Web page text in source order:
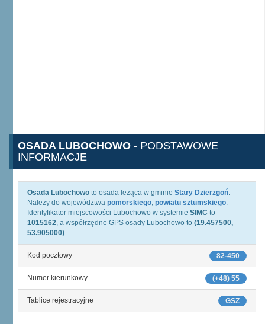
OSADA LUBOCHOWO - PODSTAWOWE
INFORMACJE
Osada Lubochowo to osada leżąca w gminie Stary Dzierzgoń.
Należy do województwa pomorskiego, powiatu sztumskiego.
Identyfikator miejscowości Lubochowo w systemie SIMC to
1015162, a współrzędne GPS osady Lubochowo to (19.457500,
53.905000).
82-450
Kod pocztowy
(+48) 55
Numer kierunkowy
GSZ
Tablice rejestracyjne